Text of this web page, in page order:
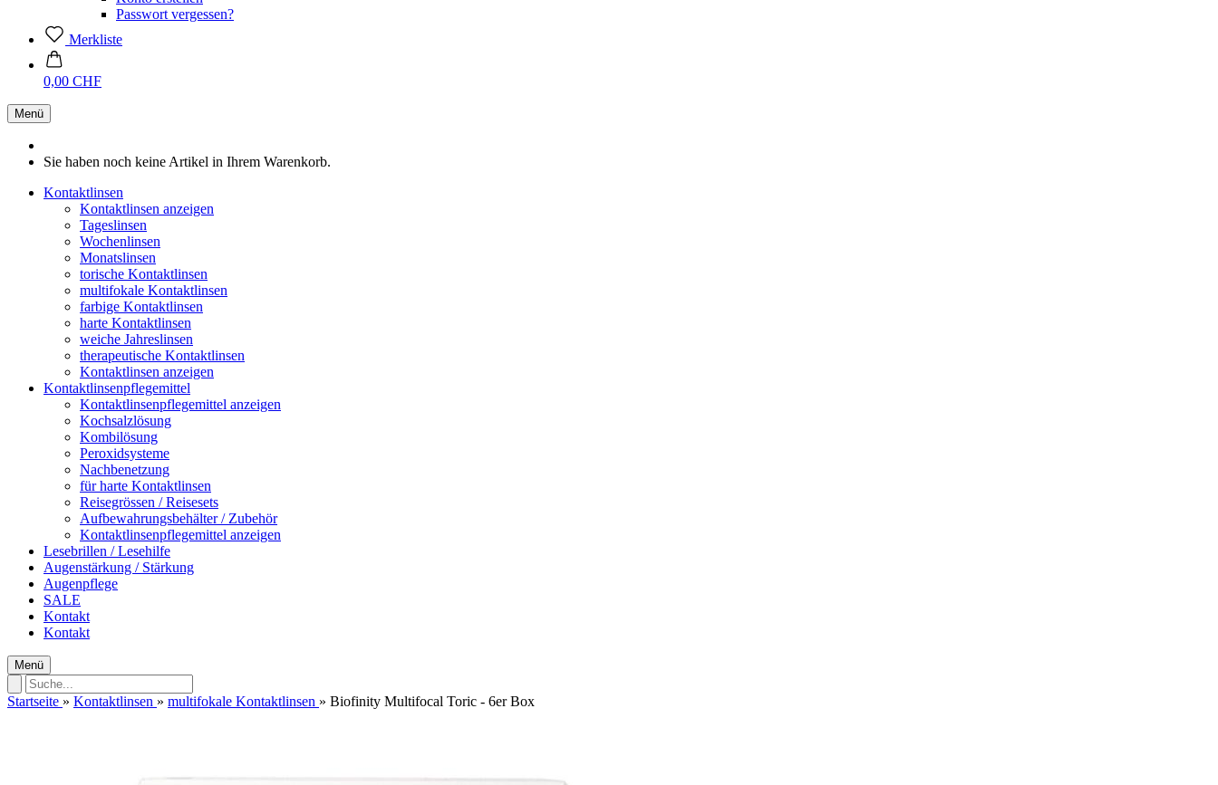
Passwort vergessen?
Merkliste
0,00 CHF
Menü
Sie haben noch keine Artikel in Ihrem Warenkorb.
Kontaktlinsen
Kontaktlinsen anzeigen
Tageslinsen
Wochenlinsen
Monatslinsen
torische Kontaktlinsen
multifokale Kontaktlinsen
farbige Kontaktlinsen
harte Kontaktlinsen
weiche Jahreslinsen
therapeutische Kontaktlinsen
Kontaktlinsen anzeigen
Kontaktlinsenpflegemittel
Kontaktlinsenpflegemittel anzeigen
Kochsalzlösung
Kombilösung
Peroxidsysteme
Nachbenetzung
für harte Kontaktlinsen
Reisegrössen / Reisesets
Aufbewahrungsbehälter / Zubehör
Kontaktlinsenpflegemittel anzeigen
Lesebrillen / Lesehilfe
Augenstärkung / Stärkung
Augenpflege
SALE
Kontakt
Kontakt
Menü
Startseite » Kontaktlinsen » multifokale Kontaktlinsen » Biofinity Multifocal Toric - 6er Box